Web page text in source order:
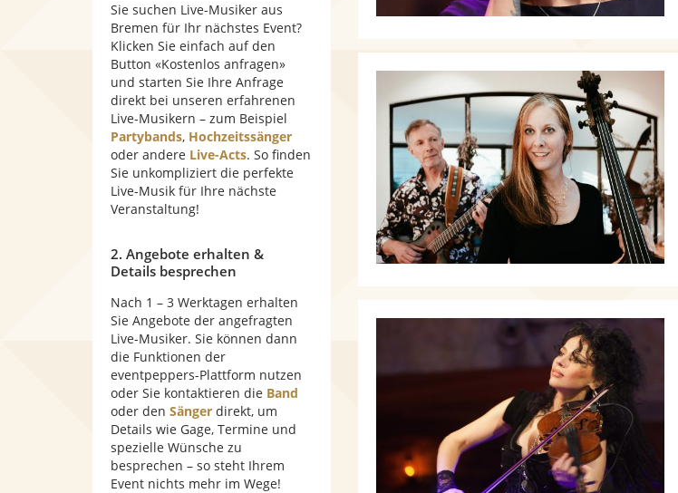
Sie suchen Live-Musiker aus
Bremen für Ihr nächstes Event?
Klicken Sie einfach auf den
Button «Kostenlos anfragen»
und starten Sie Ihre Anfrage
direkt bei unseren erfahrenen
Live-Musikern – zum Beispiel
Partybands, Hochzeitssänger
oder andere Live-Acts. So finden
Sie unkompliziert die perfekte
Live-Musik für Ihre nächste
Veranstaltung!
2. Angebote erhalten &
Details besprechen
Nach 1 – 3 Werktagen erhalten
Sie Angebote der angefragten
Live-Musiker. Sie können dann
die Funktionen der
eventpeppers-Plattform nutzen
oder Sie kontaktieren die Band
oder den Sänger direkt, um
Details wie Gage, Termine und
spezielle Wünsche zu
besprechen – so steht Ihrem
Event nichts mehr im Wege!